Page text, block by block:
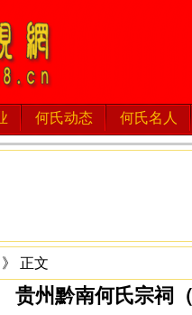
何氏动态 何氏名人
》 正文
贵州黔南何氏宗祠